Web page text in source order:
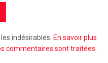
indésirables. En savoir plus
commentaires sont traitées